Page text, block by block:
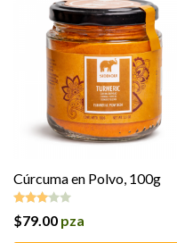
Cúrcuma en Polvo, 100g
Valorado
$79.00 pza